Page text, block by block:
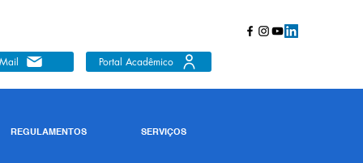
Portal Acadêmico
REGULAMENTOS SERVIÇOS